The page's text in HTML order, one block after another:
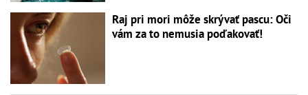
Raj pri mori môže skrývať pascu: Oči
vám za to nemusia poďakovať!